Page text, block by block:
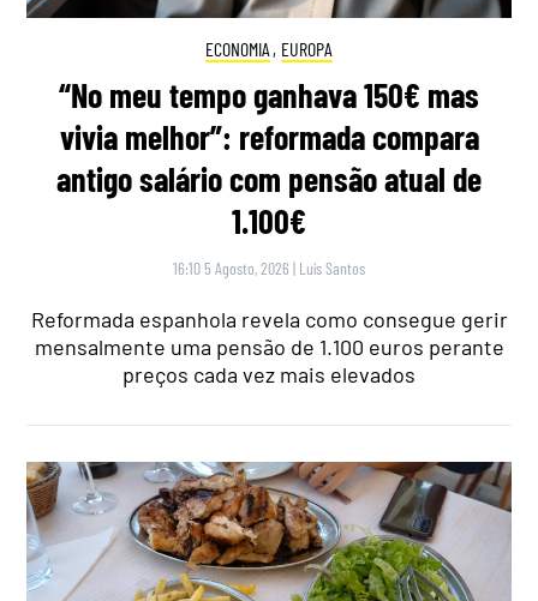
ECONOMIA , EUROPA
“No meu tempo ganhava 150€ mas
vivia melhor”: reformada compara
antigo salário com pensão atual de
1.100€
16:10 5 Agosto, 2026 | Luís Santos
Reformada espanhola revela como consegue gerir
mensalmente uma pensão de 1.100 euros perante
preços cada vez mais elevados